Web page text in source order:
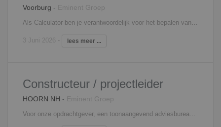
Voorburg - Eminent Groep
Als Calculator ben je verantwoordelijk voor het bepalen van de kosten van het bouwproject, wat door de toenemende complexiteit van bouwopgaven steeds uitdagender wordt. Je voorziet in de groeiende vraag naar totaaloplossingen om op een efficiënte en effectieve manier een compleet utilitair gebouw/woning calculeren. Ook het calculeren van kleinere werken, zoals verbouwingen moet je eigen zijn. Daarnaast zie jij jezelf terug in het volgende takenpakket: Opstellen van integrale ramingen en kostprijsbegrotingen voor realisatie van een object; Toetsing van de haalbaarheid van de klantvraag, evenals het toetsen van de technische maakbaarheid van het project; Zorgen voor de beschikbaarheid en toegankelijkheid van het up-to-date vakgerelateerde documentatiebestand van kengetallen, prijzen en tarieven, ervaringsgegevens, normen, technische documentatie en relevante wet- en regelgeving; Coördinerende rol bij het bepalen van de kostprijs, waarbij het eindproduct altijd een compleet en integraal tenderproduct is wat is afgestemd tussen de betrokken disciplines; Verantwoording afleggen aan hoger management binnen de organisatie. Interesse? Neem contact op met Mitchell Spier, 06 - 48 60 79 80,
3 Juni 2026 - lees meer ...
Constructeur / projectleider
HOORN NH - Eminent Groep